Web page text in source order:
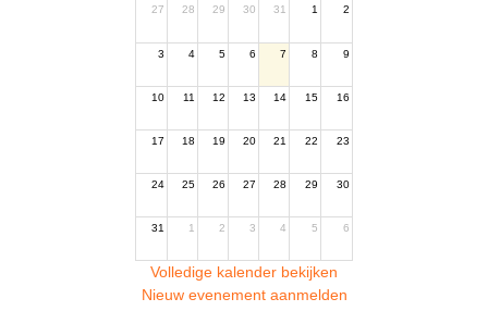
27
28 29 30 31 1 2
3 4 5 6 7 8 9
10 11 12 13 14 15 16
17 18 19 20 21 22 23
24 25 26 27 28 29 30
31 1 2 3 4 5 6
Volledige kalender bekijken
Nieuw evenement aanmelden